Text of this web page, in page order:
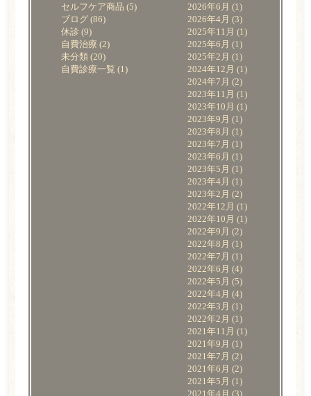
セルフケア商品 (5)
ブログ (86)
休診 (9)
自費治療 (2)
未分類 (20)
自費診療一覧 (1)
2026年6月 (1)
2026年4月 (3)
2025年11月 (1)
2025年6月 (1)
2025年2月 (1)
2024年12月 (1)
2024年7月 (2)
2023年11月 (1)
2023年10月 (1)
2023年9月 (1)
2023年8月 (1)
2023年7月 (1)
2023年6月 (1)
2023年5月 (1)
2023年4月 (1)
2023年2月 (2)
2022年12月 (1)
2022年10月 (1)
2022年9月 (2)
2022年8月 (1)
2022年7月 (1)
2022年6月 (4)
2022年5月 (5)
2022年4月 (4)
2022年3月 (1)
2022年2月 (1)
2021年11月 (1)
2021年9月 (1)
2021年7月 (2)
2021年6月 (2)
2021年5月 (1)
2021年4月 (3)